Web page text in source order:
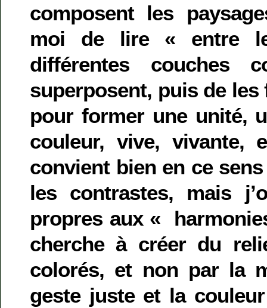
composent les
moi de lire « entre
différentes couches
superposent, puis de les
pour former une unité,
couleur, vive, vivante,
convient bien en ce
les contrastes, mais
propres aux «
cherche à créer du
colorés, et non par la
geste juste et la